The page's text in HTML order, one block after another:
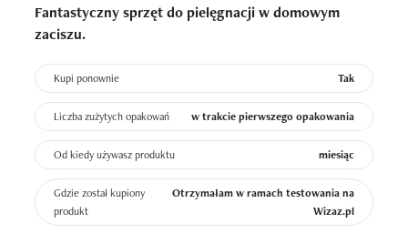
Fantastyczny sprzęt do pielęgnacji w domowym
zaciszu.
Kupi ponownie Tak
Liczba zużytych opakowań w trakcie pierwszego opakowania
Od kiedy używasz produktu miesiąc
Gdzie został kupiony
produkt
Otrzymałam w ramach testowania na
Wizaz.pl